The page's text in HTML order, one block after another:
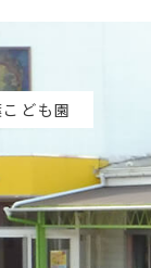
ども園